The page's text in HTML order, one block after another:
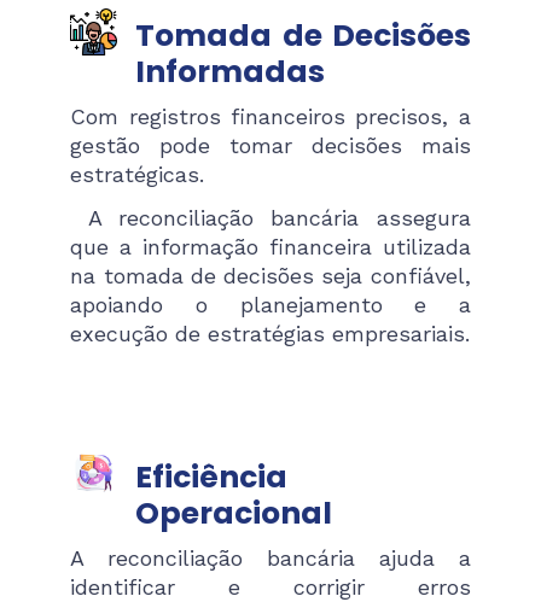
Tomada de Decisões
Informadas
Com registros financeiros precisos, a
gestão pode tomar decisões mais
estratégicas.
A reconciliação bancária assegura
que a informação financeira utilizada
na tomada de decisões seja confiável,
apoiando o planejamento e a
execução de estratégias empresariais.
Eficiência
Operacional
A reconciliação bancária ajuda a
identificar e corrigir erros